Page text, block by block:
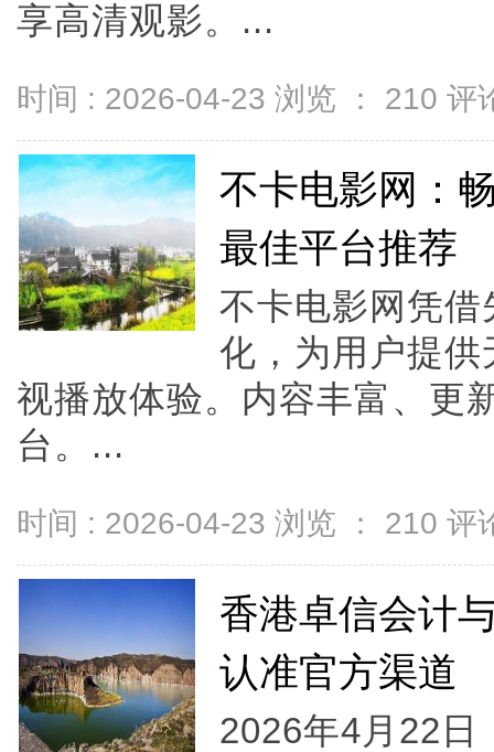
享高清观影。...
时间 : 2026-04-23 浏览 ： 210 评
不卡电影网：
最佳平台推荐
不卡电影网凭
化，为用户提
视播放体验。内容丰富、更
台。...
时间 : 2026-04-23 浏览 ： 210 评
香港卓信会计
认准官方渠道
2026年4月22日